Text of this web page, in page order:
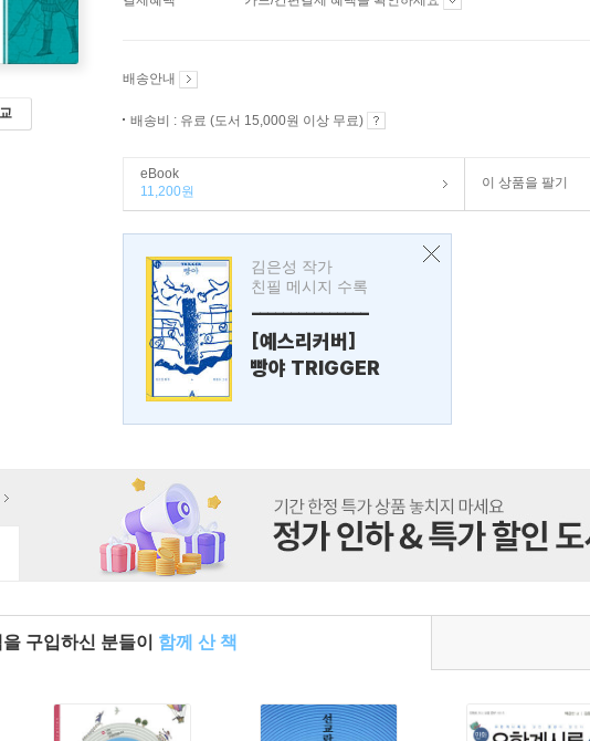
배송안내
배송비 : 유료 (도서 15,000원 이상 무료)
eBook
11,200원
이 상품을 팔기
김은성 작가
친필 메시지 수록
---------------
[예스리커버]
빵야 TRIGGER
구입하신 분들이 함께 산 책